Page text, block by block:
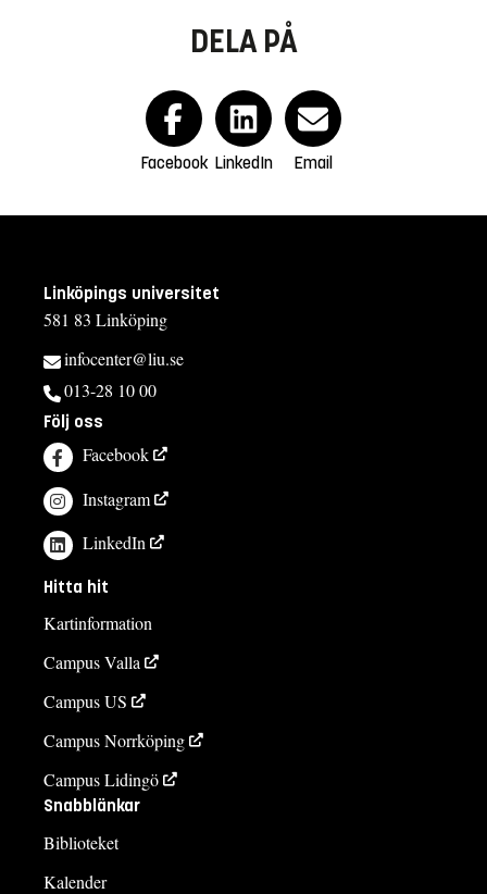
DELA PÅ
Facebook LinkedIn Email
Linköpings universitet
581 83 Linköping
infocenter@liu.se
013-28 10 00
Följ oss
Facebook
Instagram
LinkedIn
Hitta hit
Kartinformation
Campus Valla
Campus US
Campus Norrköping
Campus Lidingö
Snabblänkar
Biblioteket
Kalender